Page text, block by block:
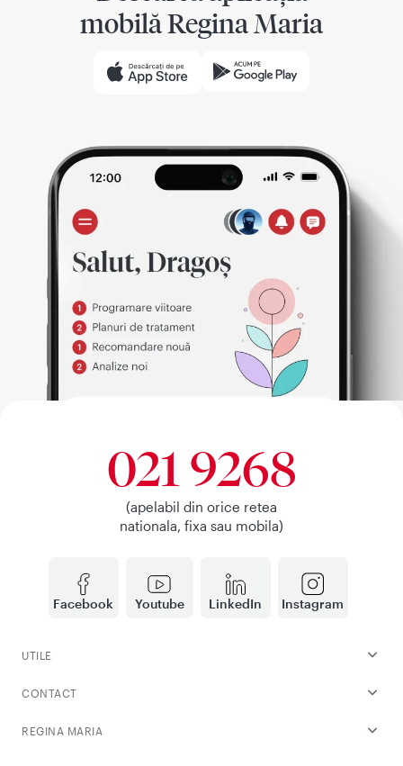
mobilă Regina Maria
Facebook Youtube LinkedIn Instagram
021 9268
(apelabil din orice retea
nationala, fixa sau mobila)
UTILE
CONTACT
REGINA MARIA